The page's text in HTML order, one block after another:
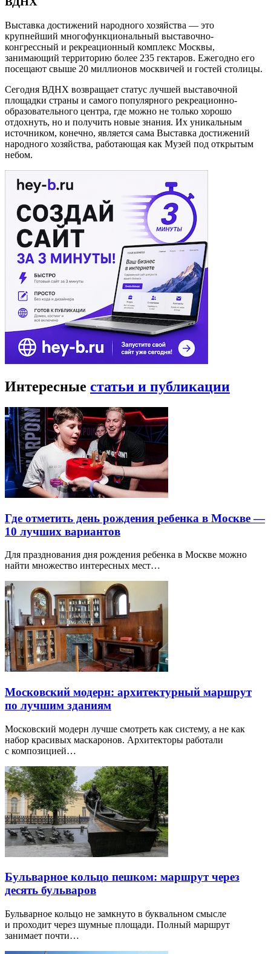
Выставка достижений народного хозяйства — это
крупнейший многофункциональный выставочно-
конгрессный и рекреационный комплекс Москвы,
занимающий территорию более 235 гектаров. Ежегодно его
посещают свыше 20 миллионов москвичей и гостей столицы.
Сегодня ВДНХ возвращает статус лучшей выставочной
площадки страны и самого популярного рекреационно-
образовательного центра, где можно не только хорошо
отдохнуть, но и получить новые знания. Их уникальным
источником, конечно, является сама Выставка достижений
народного хозяйства, работающая как Музей под открытым
небом.
Интересные статьи и публикации
Где отметить день рождения ребенка в Москве —
10 лучших вариантов
Для празднования дня рождения ребенка в Москве можно
найти множество интересных мест…
Московский модерн: архитектурный маршрут
по лучшим зданиям
Московский модерн лучше смотреть как систему, а не как
набор красивых маскаронов. Архитекторы работали
с композицией…
Бульварное кольцо пешком: маршрут через
десять бульваров
Бульварное кольцо не замкнуто в буквальном смысле
и проходит через шумные площади. Полный маршрут
занимает почти…